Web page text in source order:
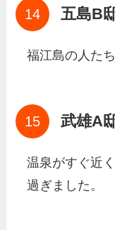
五島B
福江島の人た
武雄A
温泉がすぐ近
過ぎました。